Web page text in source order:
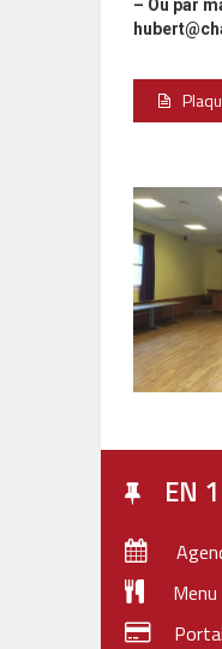
– Ou par
EN